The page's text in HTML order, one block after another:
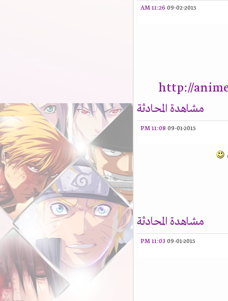
09-02-2015
11:26 AM
http://
مشاهدة المحادثة
09-01-2015
11:08 PM
مشاهدة المحادثة
09-01-2015
11:03 PM